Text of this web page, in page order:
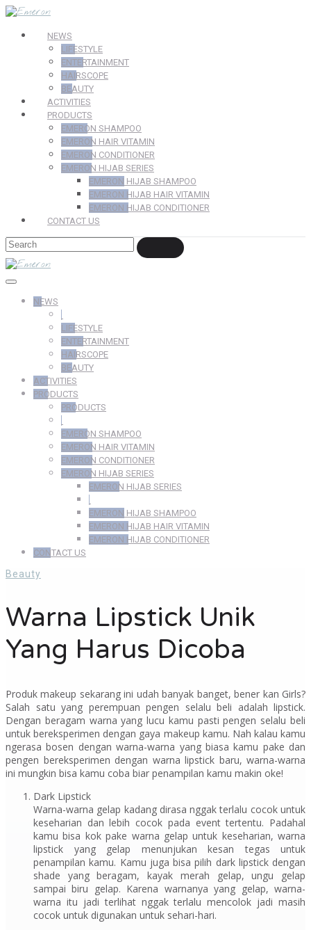
NEWS
LIFESTYLE
ENTERTAINMENT
HAIRSCOPE
BEAUTY
ACTIVITIES
PRODUCTS
EMERON SHAMPOO
EMERON HAIR VITAMIN
EMERON CONDITIONER
EMERON HIJAB SERIES
EMERON HIJAB SHAMPOO
EMERON HIJAB HAIR VITAMIN
EMERON HIJAB CONDITIONER
CONTACT US
NEWS
LIFESTYLE
ENTERTAINMENT
HAIRSCOPE
BEAUTY
ACTIVITIES
PRODUCTS
PRODUCTS
EMERON SHAMPOO
EMERON HAIR VITAMIN
EMERON CONDITIONER
EMERON HIJAB SERIES
EMERON HIJAB SERIES
EMERON HIJAB SHAMPOO
EMERON HIJAB HAIR VITAMIN
EMERON HIJAB CONDITIONER
CONTACT US
Beauty
Warna Lipstick Unik
Yang Harus Dicoba
Produk makeup sekarang ini udah banyak banget, bener kan Girls?
Salah satu yang perempuan pengen selalu beli adalah lipstick.
Dengan beragam warna yang lucu kamu pasti pengen selalu beli
untuk bereksperimen dengan gaya makeup kamu. Nah kalau kamu
ngerasa bosen dengan warna-warna yang biasa kamu pake dan
pengen bereksperimen dengan warna lipstick baru, warna-warna
ini mungkin bisa kamu coba biar penampilan kamu makin oke!
Dark Lipstick
Warna-warna gelap kadang dirasa nggak terlalu cocok untuk
keseharian dan lebih cocok pada event tertentu. Padahal
kamu bisa kok pake warna gelap untuk keseharian, warna
lipstick yang gelap menunjukan kesan tegas untuk
penampilan kamu. Kamu juga bisa pilih dark lipstick dengan
shade yang beragam, kayak merah gelap, ungu gelap
sampai biru gelap. Karena warnanya yang gelap, warna-
warna itu jadi terlihat nggak terlalu mencolok jadi masih
cocok untuk digunakan untuk sehari-hari.